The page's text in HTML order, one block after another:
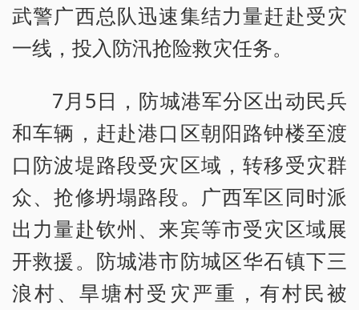
武警广西总队迅速集结力量赶赴受灾
一线，投入防汛抢险救灾任务。
7月5日，防城港军分区出动民兵
和车辆，赶赴港口区朝阳路钟楼至渡
口防波堤路段受灾区域，转移受灾群
众、抢修坍塌路段。广西军区同时派
出力量赴钦州、来宾等市受灾区域展
开救援。防城港市防城区华石镇下三
浪村、旱塘村受灾严重，有村民被